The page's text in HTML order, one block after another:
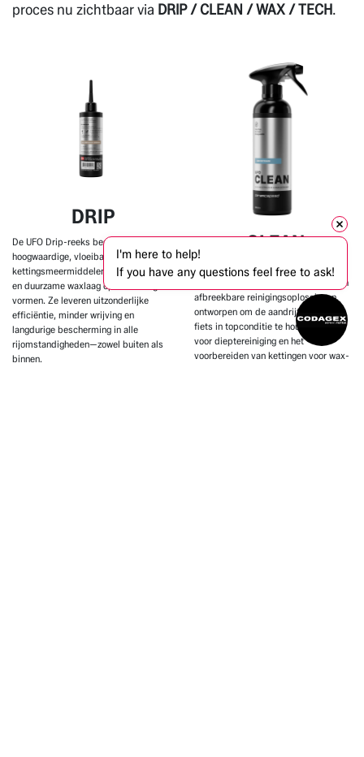
proces nu zichtbaar via DRIP / CLEAN / WAX / TECH.
DRIP
De UFO Drip-reeks bestaat uit
hoogwaardige, vloeibare wax-
kettingsmeermiddelen die een schone
en duurzame waxlaag op de ketting
vormen. Ze leveren uitzonderlijke
efficiëntie, minder wrijving en
langdurige bescherming in alle
rijomstandigheden—zowel buiten als
binnen.
CLEAN
UFO Clean-producten bieden
krachtige, niet-toxische en biologisch
afbreekbare reinigingsoplossingen,
ontworpen om de aandrijflijn en de
fiets in topconditie te houden. Ideaal
voor dieptereiniging en het
voorbereiden van kettingen voor wax-
I'm here to help!
If you have any questions feel free to ask!